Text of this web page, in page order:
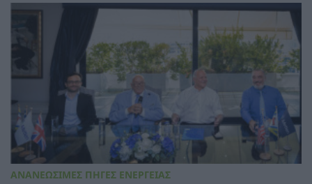
ΑΝΑΝΕΩΣΙΜΕΣ ΠΗΓΕΣ ΕΝΕΡΓΕΙΑΣ